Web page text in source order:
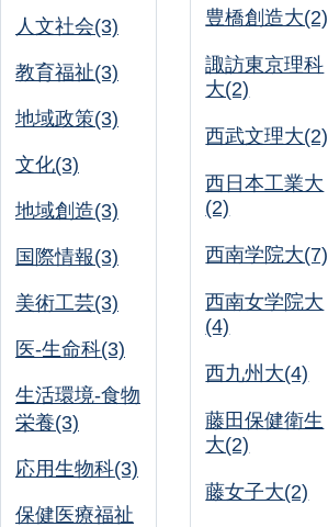
人文社会(3)
教育福祉(3)
地域政策(3)
文化(3)
地域創造(3)
国際情報(3)
美術工芸(3)
医-生命科(3)
生活環境-食物
栄養(3)
応用生物科(3)
保健医療福祉
豊橋創造大(2)
諏訪東京理科
大(2)
西武文理大(2)
西日本工業大
(2)
西南学院大(7)
西南女学院大
(4)
西九州大(4)
藤田保健衛生
大(2)
藤女子大(2)